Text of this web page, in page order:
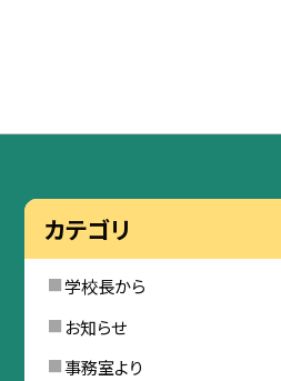
カテゴリ
学校長から
お知らせ
事務室より